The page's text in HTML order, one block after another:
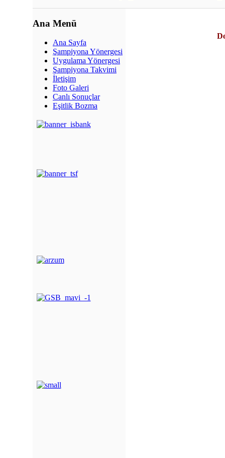
Ana Menü
Ana Sayfa
Şampiyona Yönergesi
Uygulama Yönergesi
Şampiyona Takvimi
İletişim
Foto Galeri
Canlı Sonuçlar
Eşitlik Bozma